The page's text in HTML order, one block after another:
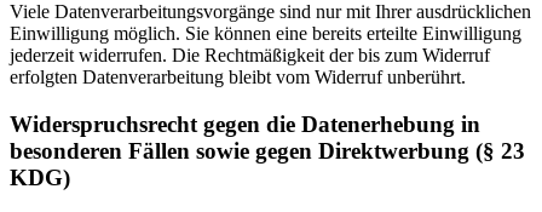
Viele Datenverarbeitungsvorgänge sind nur mit Ihrer ausdrücklichen
Einwilligung möglich. Sie können eine bereits erteilte Einwilligung
jederzeit widerrufen. Die Rechtmäßigkeit der bis zum Widerruf
erfolgten Datenverarbeitung bleibt vom Widerruf unberührt.
Widerspruchsrecht gegen die Datenerhebung in
besonderen Fällen sowie gegen Direktwerbung (§ 23
KDG)